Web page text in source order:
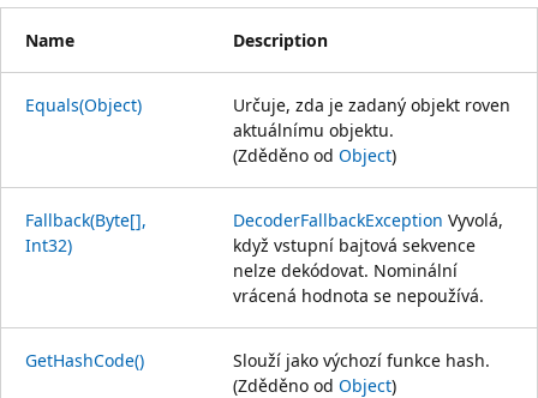
Name Description
Equals(Object)
Určuje, zda je zadaný objekt roven
aktuálnímu objektu.
(Zděděno od Object)
Fallback(Byte[],
Int32)
DecoderFallbackException Vyvolá,
když vstupní bajtová sekvence
nelze dekódovat. Nominální
vrácená hodnota se nepoužívá.
GetHashCode()
Slouží jako výchozí funkce hash.
(Zděděno od Object)